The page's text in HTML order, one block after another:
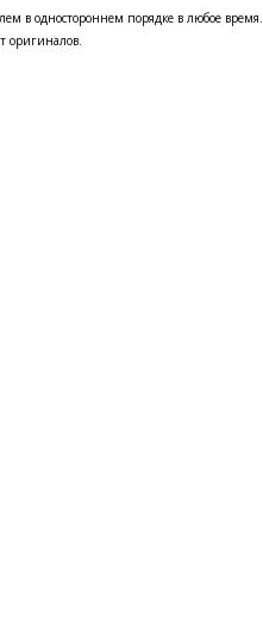
в одностороннем порядке в любое время.
оригиналов.